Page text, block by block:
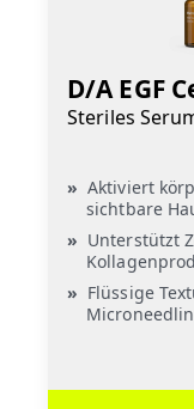
D/A EGF
Steriles
Aktiviert
sichtbare
Unterstützt
Flüssige